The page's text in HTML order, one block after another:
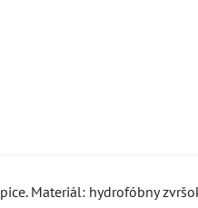
Materiál: hydrofóbny